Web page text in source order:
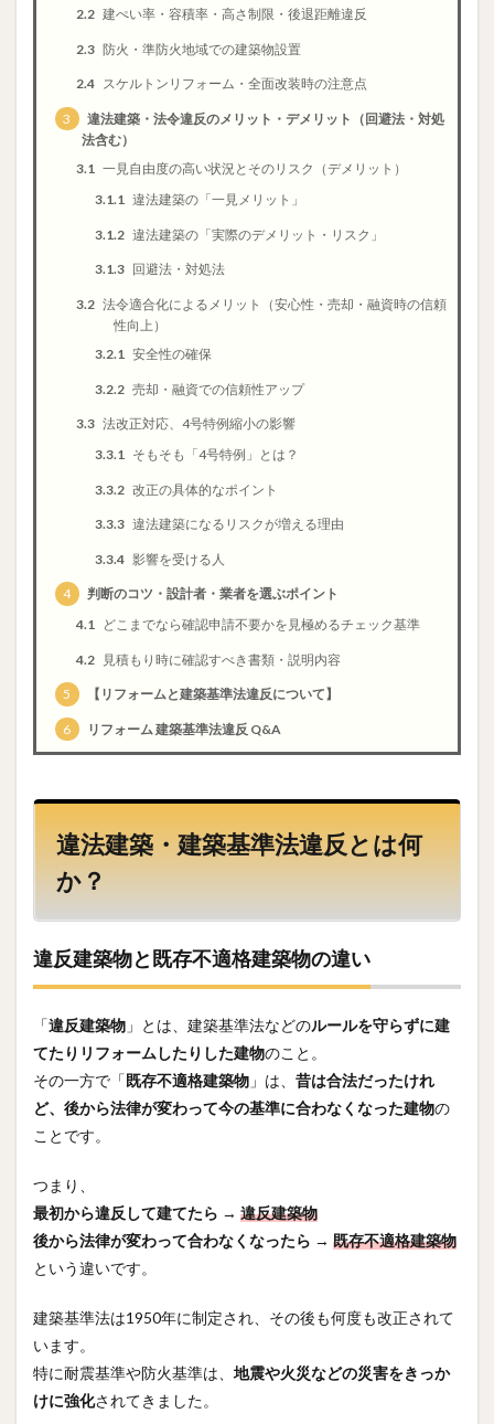
2.2 建ぺい率・容積率・高さ制限・後退距離違反
2.3 防火・準防火地域での建築物設置
2.4 スケルトンリフォーム・全面改装時の注意点
3
違法建築・法令違反のメリット・デメリット（回避法・対処
法含む）
3.1 一見自由度の高い状況とそのリスク（デメリット）
3.1.1 違法建築の「一見メリット」
3.1.2 違法建築の「実際のデメリット・リスク」
3.1.3 回避法・対処法
3.2 法令適合化によるメリット（安心性・売却・融資時の信頼
性向上）
3.2.1 安全性の確保
3.2.2 売却・融資での信頼性アップ
3.3 法改正対応、4号特例縮小の影響
3.3.1 そもそも「4号特例」とは？
3.3.2 改正の具体的なポイント
3.3.3 違法建築になるリスクが増える理由
3.3.4 影響を受ける人
4
判断のコツ・設計者・業者を選ぶポイント
4.1
どこまでなら確認申請不要かを見極めるチェック基準
4.2 見積もり時に確認すべき書類・説明内容
5 【リフォームと建築基準法違反について】
6 リフォーム 建築基準法違反 Q&A
違法建築・建築基準法違反とは何
か？
違反建築物と既存不適格建築物の違い
「違反建築物 」とは、建築基準法などのルールを守らずに建
てたりリフォームしたりした建物のこと。
その一方で「既存不適格建築物 」は、 昔は合法だったけれ
ど、後から法律が変わって今の基準に合わなくなった建物の
ことです。
つまり、
最初から違反して建てたら → 違反建築物
後から法律が変わって合わなくなったら → 既存不適格建築物
という違いです。
建築基準法は1950年に制定され、その後も何度も改正されて
います。
特に耐震基準や防火基準は、 地震や火災などの災害をきっか
けに強化されてきました。